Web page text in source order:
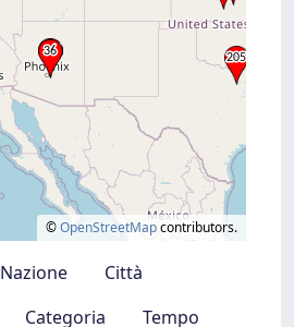
©OpenStreetMapcontributors.
Nazione
Città
Categoria
Tempo